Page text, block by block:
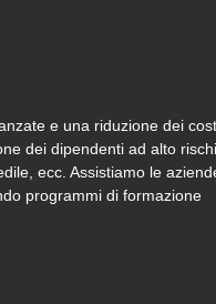
e una riduzione dei
dei dipendenti ad alto
ecc. Assistiamo le
programmi di formazione